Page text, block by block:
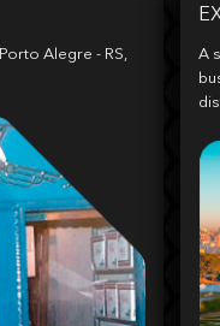
Alegre - RS,
A